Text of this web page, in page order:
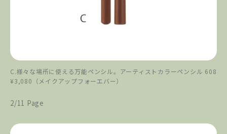
C.様々な場所に使える万能ペンシル。アーティストカラーペンシル 608
¥3,080（メイクアップフォーエバー）
2/11 Page